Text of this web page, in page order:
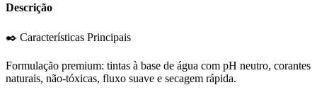
Descrição
✒️ Características Principais
Formulação premium: tintas à base de água com pH neutro, corantes
naturais, não‑tóxicas, fluxo suave e secagem rápida.